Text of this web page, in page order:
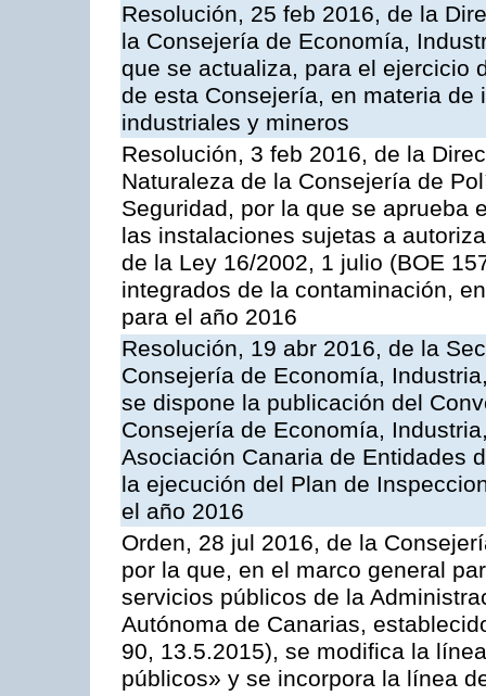
Resolución, 25 feb 2016, de la
la Consejería de Economía,
que se actualiza, para el ejercicio
de esta Consejería, en materia
industriales y mineros
Resolución, 3 feb 2016, de la
Naturaleza de la Consejería de
Seguridad, por la que se aprueba
las instalaciones sujetas a
de la Ley 16/2002, 1 julio (BOE
integrados de la contaminación,
para el año 2016
Resolución, 19 abr 2016, de la
Consejería de Economía,
se dispone la publicación del
Consejería de Economía,
Asociación Canaria de Entidades
la ejecución del Plan de
el año 2016
Orden, 28 jul 2016, de la
por la que, en el marco general
servicios públicos de la
Autónoma de Canarias,
90, 13.5.2015), se modifica la
públicos» y se incorpora la línea